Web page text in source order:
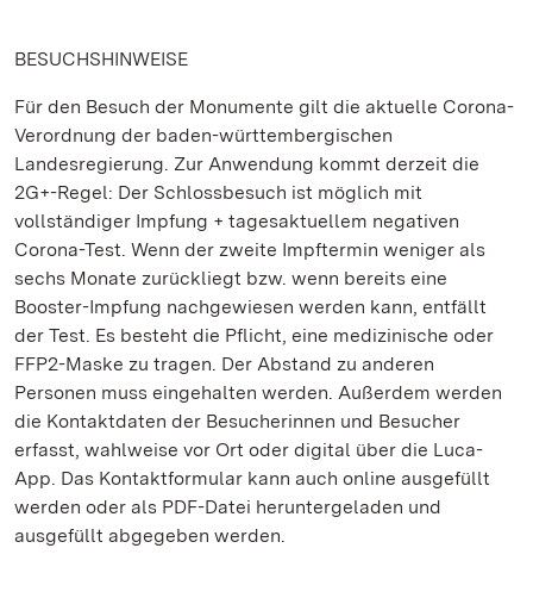
BESUCHSHINWEISE
Für den Besuch der Monumente gilt die aktuelle Corona-
Verordnung der baden-württembergischen
Landesregierung. Zur Anwendung kommt derzeit die
2G+-Regel: Der Schlossbesuch ist möglich mit
vollständiger Impfung + tagesaktuellem negativen
Corona-Test. Wenn der zweite Impftermin weniger als
sechs Monate zurückliegt bzw. wenn bereits eine
Booster-Impfung nachgewiesen werden kann, entfällt
der Test. Es besteht die Pflicht, eine medizinische oder
FFP2-Maske zu tragen. Der Abstand zu anderen
Personen muss eingehalten werden. Außerdem werden
die Kontaktdaten der Besucherinnen und Besucher
erfasst, wahlweise vor Ort oder digital über die Luca-
App. Das Kontaktformular kann auch online ausgefüllt
werden oder als PDF-Datei heruntergeladen und
ausgefüllt abgegeben werden.